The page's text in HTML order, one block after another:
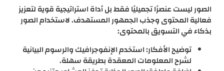
الصور ليست عنصرًا تجميليًا فقط بل أداة استراتيجية قوية لتعزيز
فعالية المحتوى وجذب الجمهور المستهدف. لاستخدام الصور
بذكاء في التسويق بالمحتوى:
توضيح الأفكار: استخدم الإنفوجرافيك والرسوم البيانية
لشرح المعلومات المعقدة بطريقة سهلة.